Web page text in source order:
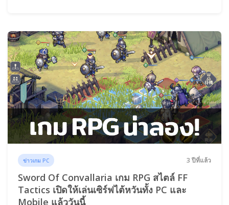
ข่าวเกม PC 3 ปีที่แล้ว
Sword Of Convallaria เกม RPG สไตล์ FF
Tactics เปิดให้เล่นเซิร์ฟไต้หวันทั้ง PC และ
Mobile แล้ววันนี้